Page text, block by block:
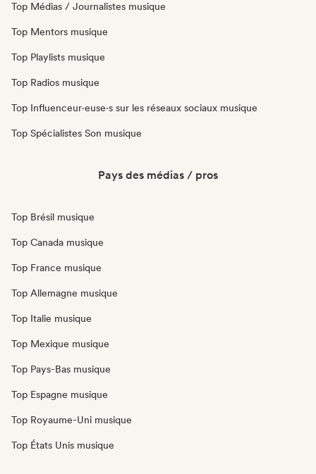
Top Médias / Journalistes musique
Top Mentors musique
Top Playlists musique
Top Radios musique
Top Influenceur·euse·s sur les réseaux sociaux musique
Top Spécialistes Son musique
Pays des médias / pros
Top Brésil musique
Top Canada musique
Top France musique
Top Allemagne musique
Top Italie musique
Top Mexique musique
Top Pays-Bas musique
Top Espagne musique
Top Royaume-Uni musique
Top États Unis musique